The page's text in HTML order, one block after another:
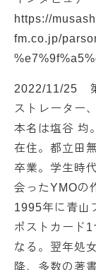
https://
fm.co.jp/
2022/11/25
ストレーター
本名は塩谷 均
在住。都立田
卒業。学生時
会ったYMOの
1995年に青山
ポストカード
なる。翌年処
降、多数の著